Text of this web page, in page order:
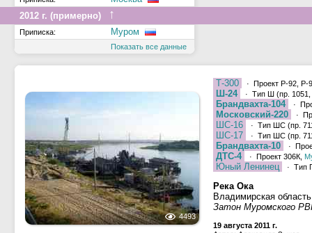
2012 г. (примерно)
↑
Приписка: Муром
Показать все данные
4493
Т-300 · Проект Р-92, Р-
Ш-24 · Тип Ш (пр.
Брандвахта-104 ·
Московский-220 ·
ШС-16 · Тип ШС (пр.
ШС-17 · Тип ШС (пр.
Брандвахта-10 ·
ДТС-4 · Проект 306К,
Юный Ленинец · Тип
Река Ока
Владимирская
Затон Муромского
19 августа 2011 г.